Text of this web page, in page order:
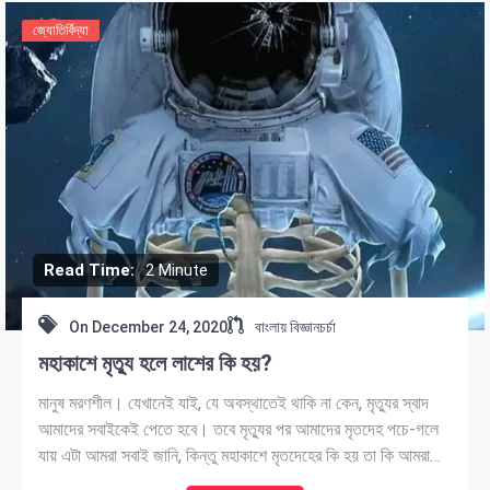
Read Time: 2 Minute
জ্যোতির্বিদ্যা
On December 24, 2020 বাংলায় বিজ্ঞানচর্চা
মহাকাশে মৃত্যু হলে লাশের কি হয়?
মানুষ মরণশীল। যেখানেই যাই, যে অবস্থাতেই থাকি না কেন, মৃত্যুর স্বাদ
আমাদের সবাইকেই পেতে হবে। তবে মৃত্যুর পর আমাদের মৃতদেহ পচে-গলে
যায় এটা আমরা সবাই জানি, কিন্তু মহাকাশে মৃতদেহের কি হয় তা কি আমরা
জানি? কারণ মহাকাশে অল্প ঘনত্বের বস্তু বিদ্যমান। অর্থাৎ শূন্য মহাশূন্য